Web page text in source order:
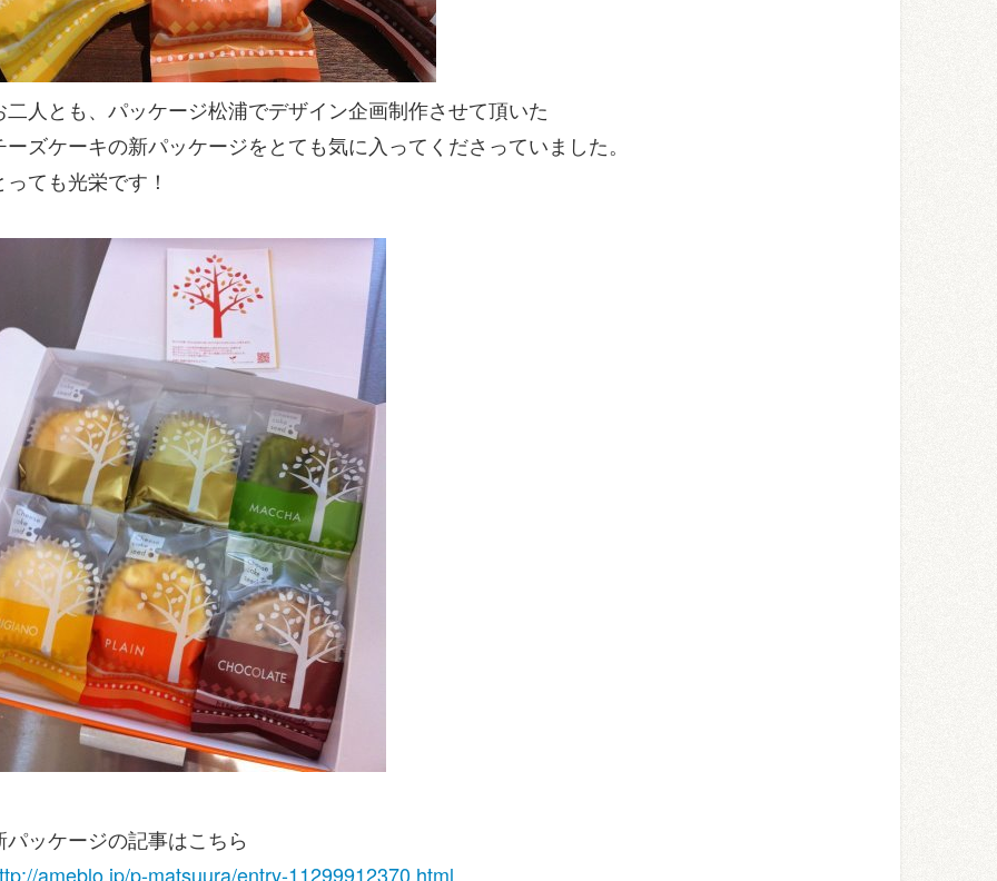
二人とも、パッケージ松浦でデザイン企画制作させて頂いた
ーズケーキの新パッケージをとても気に入ってくださっていました。
っても光栄です！
パッケージの記事はこちら
ameblo.jp/p-matsuura/entry-11299912370.html